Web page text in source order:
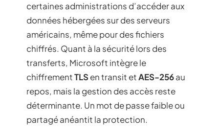
certaines administrations d’accéder aux
données hébergées sur des serveurs
américains, même pour des fichiers
chiffrés. Quant à la sécurité lors des
transferts, Microsoft intègre le
chiffrementTLSen transit etAES-256au
repos, mais la gestion des accès reste
déterminante. Un mot de passe faible ou
partagé anéantit la protection.